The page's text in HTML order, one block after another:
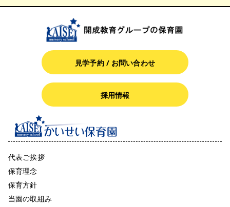
見学予約 / お問い合わせ
採用情報
代表ご挨拶
保育理念
保育方針
当園の取組み